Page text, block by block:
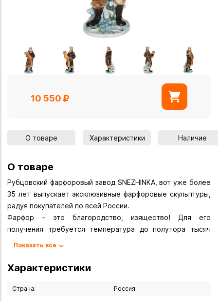
10 550
О товаре Характеристики Наличие
О товаре
Рубцовский фарфоровый завод SNEZHINKA, вот уже более
35 лет выпускает эксклюзивные фарфоровые скульптуры,
радуя покупателей по всей России.
Фарфор – это благородство, изящество! Для его
получения требуется температура до полутора тысяч
градусов. Главные его отличительные особенности: он
особенный, тонкий звук. В отличие от керамики фарфор со
временем практически не стареет, не меняет свой
внешний вид.
Показать все
Характеристики
Страна: Россия